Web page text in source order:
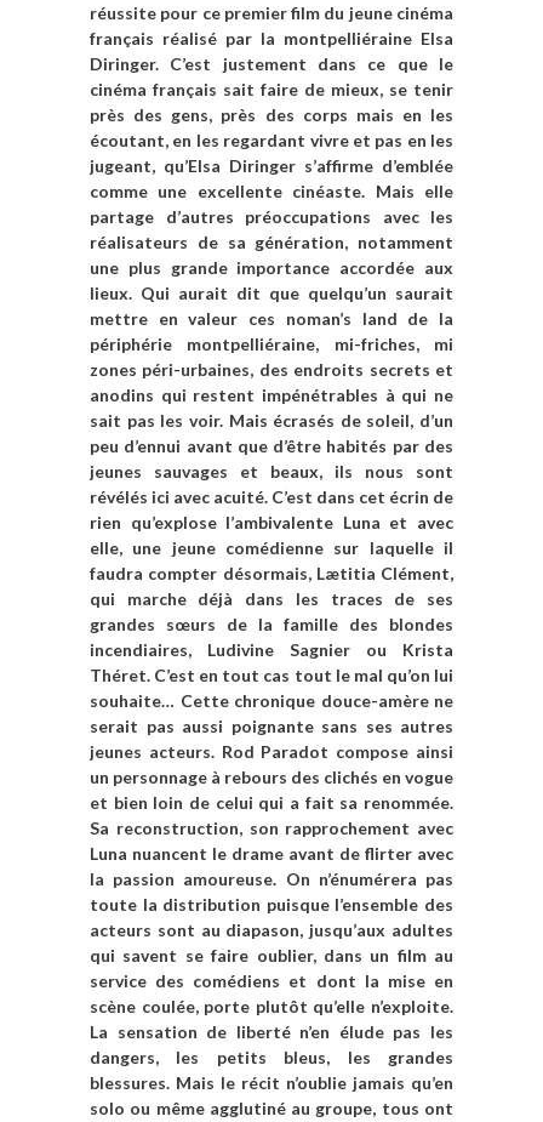
réussite pour ce premier film du jeune cinéma
français réalisé par la montpelliéraine Elsa
Diringer. C’est justement dans ce que le
cinéma français sait faire de mieux, se tenir
près des gens, près des corps mais en les
écoutant, en les regardant vivre et pas en les
jugeant, qu’Elsa Diringer s’affirme d’emblée
comme une excellente cinéaste. Mais elle
partage d’autres préoccupations avec les
réalisateurs de sa génération, notamment
une plus grande importance accordée aux
lieux. Qui aurait dit que quelqu’un saurait
mettre en valeur ces noman’s land de la
périphérie montpelliéraine, mi-friches, mi
zones péri-urbaines, des endroits secrets et
anodins qui restent impénétrables à qui ne
sait pas les voir. Mais écrasés de soleil, d’un
peu d’ennui avant que d’être habités par des
jeunes sauvages et beaux, ils nous sont
révélés ici avec acuité. C’est dans cet écrin de
rien qu’explose l’ambivalente Luna et avec
elle, une jeune comédienne sur laquelle il
faudra compter désormais, Lætitia Clément,
qui marche déjà dans les traces de ses
grandes sœurs de la famille des blondes
incendiaires, Ludivine Sagnier ou Krista
Théret. C’est en tout cas tout le mal qu’on lui
souhaite… Cette chronique douce-amère ne
serait pas aussi poignante sans ses autres
jeunes acteurs. Rod Paradot compose ainsi
un personnage à rebours des clichés en vogue
et bien loin de celui qui a fait sa renommée.
Sa reconstruction, son rapprochement avec
Luna nuancent le drame avant de flirter avec
la passion amoureuse. On n’énumérera pas
toute la distribution puisque l’ensemble des
acteurs sont au diapason, jusqu’aux adultes
qui savent se faire oublier, dans un film au
service des comédiens et dont la mise en
scène coulée, porte plutôt qu’elle n’exploite.
La sensation de liberté n’en élude pas les
dangers, les petits bleus, les grandes
blessures. Mais le récit n’oublie jamais qu’en
solo ou même agglutiné au groupe, tous ont